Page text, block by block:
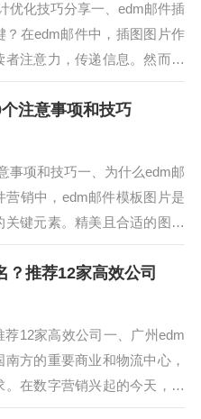
优化技巧分享一、edm邮件插
？在edm邮件中，插图图片作
注意力，传递信息。然而，
，才是决定邮件最终效果的
片之后的设计技巧展开，分
注意事项和技巧
事项和技巧一、为什么edm邮
销中，edm邮件模板图片是
键元素。精美且合适的图片
能提高打开率和点击率。因
巧，对于打造高效的邮件营
推荐12家高效公司
12家高效公司一、广州edm
方的重要商业和物流中心，
在数字营销兴起的今天，广
企业关注的焦点。邮件营销